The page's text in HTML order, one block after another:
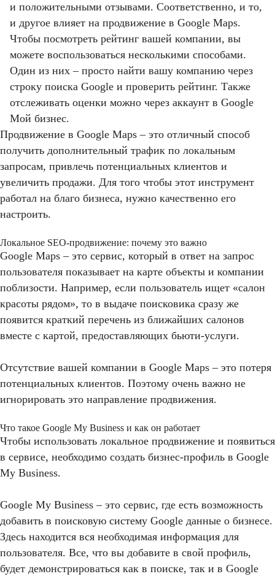
и положительными отзывами. Соответственно, и то,
и другое влияет на продвижение в Google Maps.
Чтобы посмотреть рейтинг вашей компании, вы
можете воспользоваться несколькими способами.
Один из них – просто найти вашу компанию через
строку поиска Google и проверить рейтинг. Также
отслеживать оценки можно через аккаунт в Google
Мой бизнес.
Продвижение в Google Maps – это отличный способ
получить дополнительный трафик по локальным
запросам, привлечь потенциальных клиентов и
увеличить продажи. Для того чтобы этот инструмент
работал на благо бизнеса, нужно качественно его
настроить.
Локальное SEO-продвижение: почему это важно
Google Maps – это сервис, который в ответ на запрос
пользователя показывает на карте объекты и компании
поблизости. Например, если пользователь ищет «салон
красоты рядом», то в выдаче поисковика сразу же
появится краткий перечень из ближайших салонов
вместе с картой, предоставляющих бьюти-услуги.
Отсутствие вашей компании в Google Maps – это потеря
потенциальных клиентов. Поэтому очень важно не
игнорировать это направление продвижения.
Что такое Google My Business и как он работает
Чтобы использовать локальное продвижение и появиться
в сервисе, необходимо создать бизнес-профиль в Google
My Business.
Google My Business – это сервис, где есть возможность
добавить в поисковую систему Google данные о бизнесе.
Здесь находится вся необходимая информация для
пользователя. Все, что вы добавите в свой профиль,
будет демонстрироваться как в поиске, так и в Google